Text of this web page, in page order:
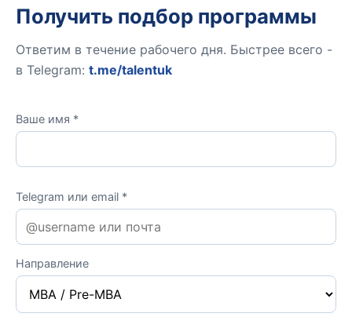
Получить подбор программы
Ответим в течение рабочего дня. Быстрее всего -
в Telegram: t.me/talentuk
Ваше имя *
Telegram или email *
Направление